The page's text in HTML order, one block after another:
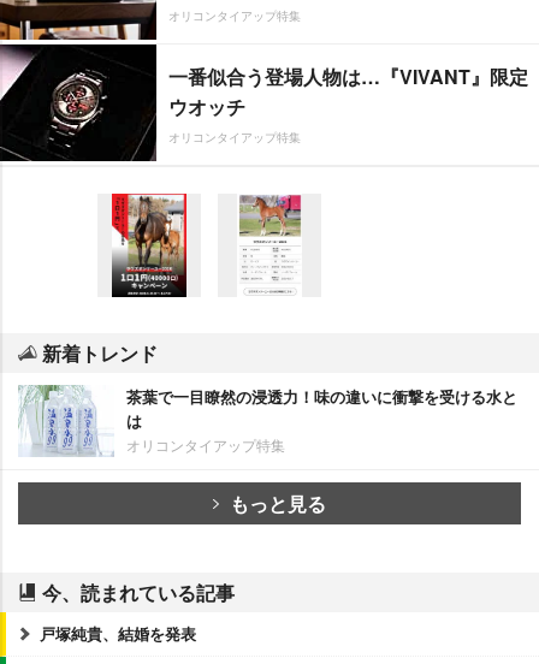
オリコンタイアップ特集
一番似合う登場人物は…『VIVANT』限定
ウオッチ
オリコンタイアップ特集
新着トレンド
茶葉で一目瞭然の浸透力！味の違いに衝撃を受ける水と
は
オリコンタイアップ特集
もっと見る
今、読まれている記事
戸塚純貴、結婚を発表